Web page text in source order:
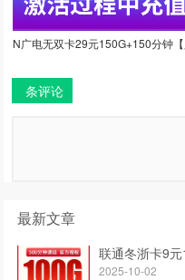
N广电无双卡29元150G+150分钟【
条评论
最新文章
联通冬浙卡9
2025-10-02